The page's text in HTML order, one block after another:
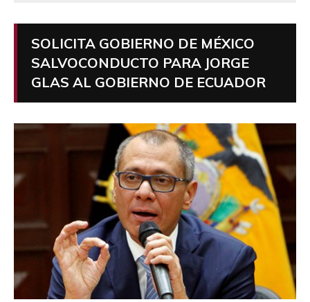
SOLICITA GOBIERNO DE MÉXICO
SALVOCONDUCTO PARA JORGE
GLAS AL GOBIERNO DE ECUADOR